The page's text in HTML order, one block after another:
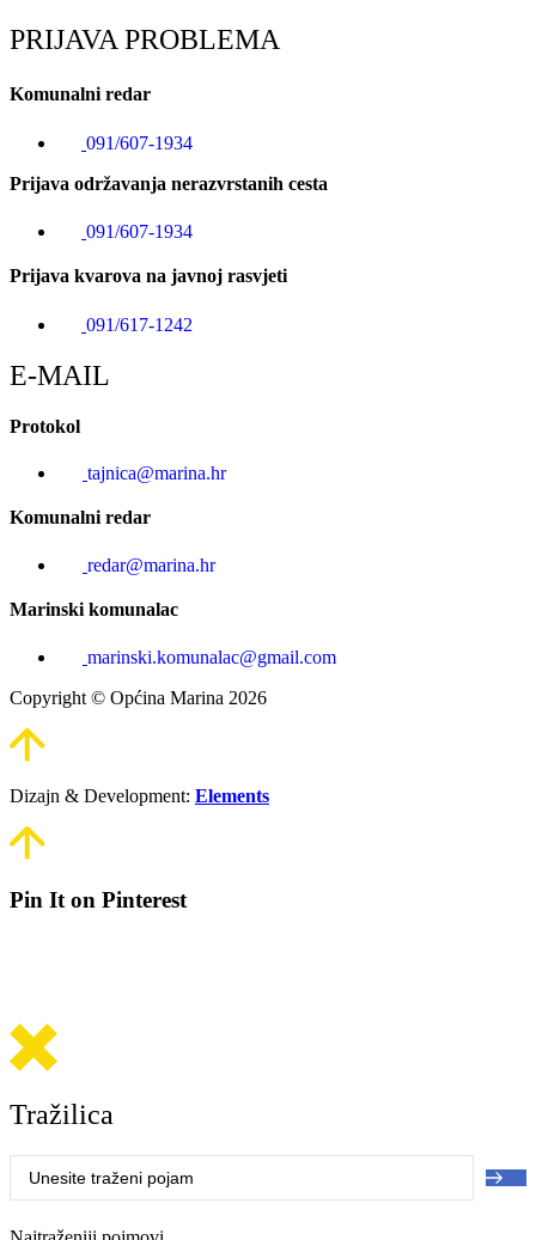
PRIJAVA PROBLEMA
Komunalni redar
091/607-1934
Prijava održavanja nerazvrstanih cesta
091/607-1934
Prijava kvarova na javnoj rasvjeti
091/617-1242
E-MAIL
Protokol
tajnica@marina.hr
Komunalni redar
redar@marina.hr
Marinski komunalac
marinski.komunalac@gmail.com
Copyright © Općina Marina 2026
Dizajn & Development: Elements
Pin It on Pinterest
Tražilica